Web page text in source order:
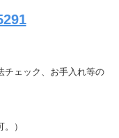
チェック、お手入れ等の
）